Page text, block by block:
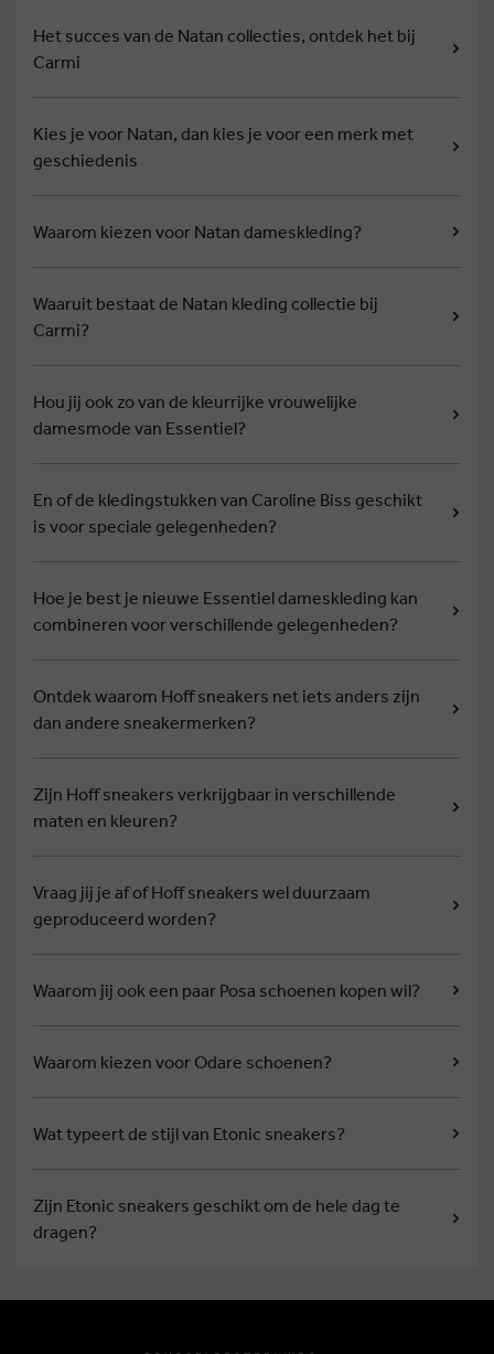
Het succes van de Natan collecties, ontdek het bij
Carmi
Kies je voor Natan, dan kies je voor een merk met
geschiedenis
Waarom kiezen voor Natan dameskleding?
Waaruit bestaat de Natan kleding collectie bij
Carmi?
Hou jij ook zo van de kleurrijke vrouwelijke
damesmode van Essentiel?
En of de kledingstukken van Caroline Biss geschikt
is voor speciale gelegenheden?
Hoe je best je nieuwe Essentiel dameskleding kan
combineren voor verschillende gelegenheden?
Ontdek waarom Hoff sneakers net iets anders zijn
dan andere sneakermerken?
Zijn Hoff sneakers verkrijgbaar in verschillende
maten en kleuren?
Vraag jij je af of Hoff sneakers wel duurzaam
geproduceerd worden?
Waarom jij ook een paar Posa schoenen kopen wil?
Waarom kiezen voor Odare schoenen?
Wat typeert de stijl van Etonic sneakers?
Zijn Etonic sneakers geschikt om de hele dag te
dragen?